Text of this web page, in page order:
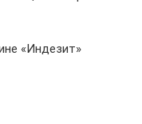
«Индезит»